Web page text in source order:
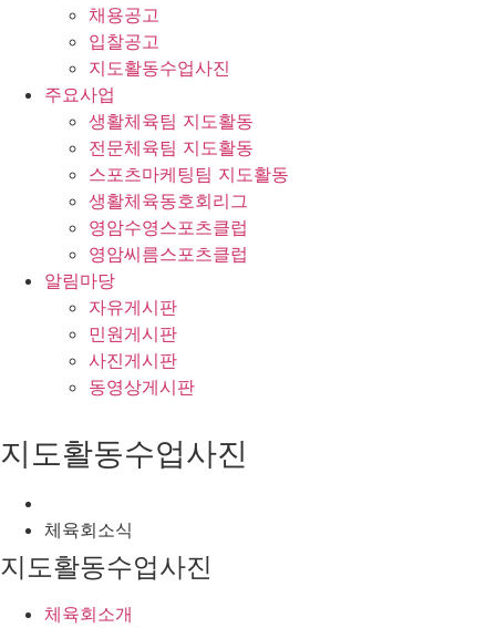
채용공고
입찰공고
지도활동수업사진
주요사업
생활체육팀 지도활동
전문체육팀 지도활동
스포츠마케팅팀 지도활동
생활체육동호회리그
영암수영스포츠클럽
영암씨름스포츠클럽
알림마당
자유게시판
민원게시판
사진게시판
동영상게시판
지도활동수업사진
체육회소식
지도활동수업사진
체육회소개